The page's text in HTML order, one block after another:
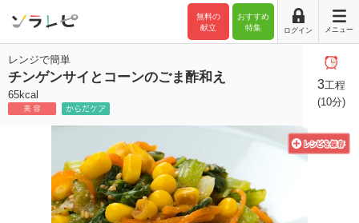
おすすめ
特集
無料の
献立
ログイン メニュー
レンジで簡単
チンゲンサイとコーンのごま酢和え
65kcal
3工程
(10分)